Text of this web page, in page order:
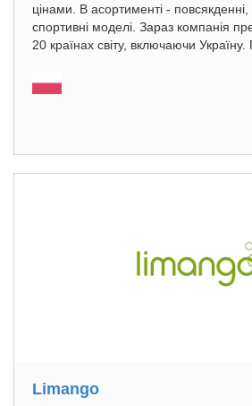
цінами. В асортименті - повсякденні,
спортивні моделі. Зараз компанія
20 країнах світу, включаючи Україну.
Limango